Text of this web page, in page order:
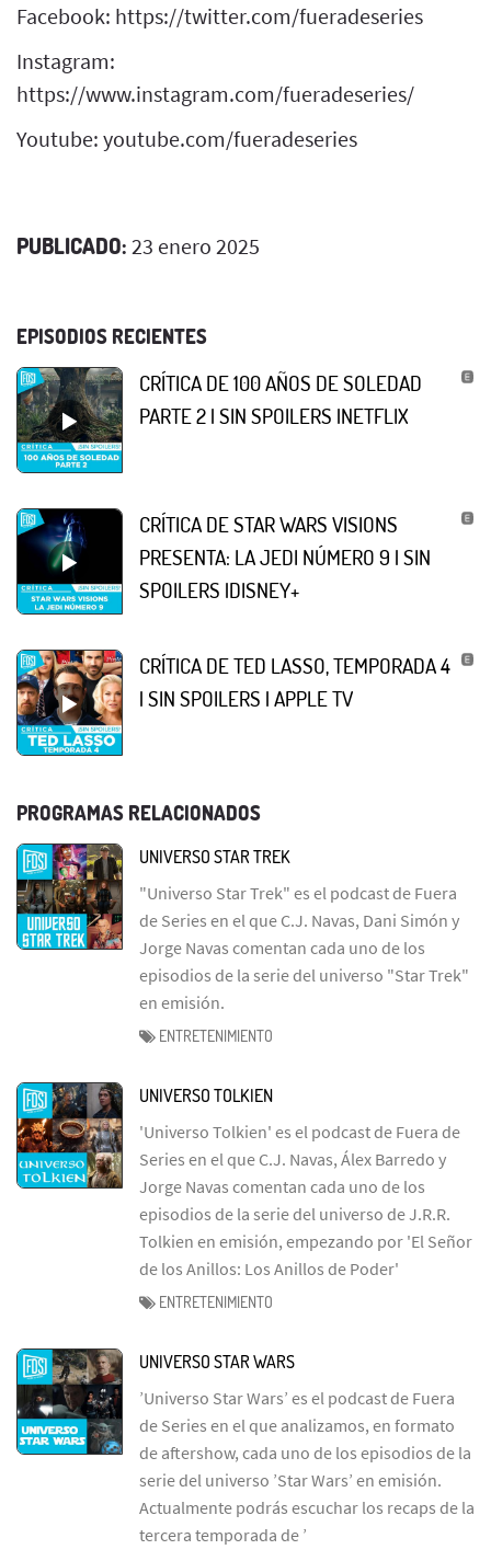
Facebook: https://twitter.com/fueradeseries
Instagram:
https://www.instagram.com/fueradeseries/
Youtube: youtube.com/fueradeseries
PUBLICADO: 23 enero 2025
EPISODIOS RECIENTES
CRÍTICA DE 100 AÑOS DE SOLEDAD
PARTE 2 | SIN SPOILERS |NETFLIX
CRÍTICA DE STAR WARS VISIONS
PRESENTA: LA JEDI NÚMERO 9 | SIN
SPOILERS |DISNEY+
CRÍTICA DE TED LASSO, TEMPORADA 4
| SIN SPOILERS | APPLE TV
PROGRAMAS RELACIONADOS
UNIVERSO STAR TREK
"Universo Star Trek" es el podcast de Fuera
de Series en el que C.J. Navas, Dani Simón y
Jorge Navas comentan cada uno de los
episodios de la serie del universo "Star Trek"
en emisión.
ENTRETENIMIENTO
UNIVERSO TOLKIEN
'Universo Tolkien' es el podcast de Fuera de
Series en el que C.J. Navas, Álex Barredo y
Jorge Navas comentan cada uno de los
episodios de la serie del universo de J.R.R.
Tolkien en emisión, empezando por 'El Señor
de los Anillos: Los Anillos de Poder'
ENTRETENIMIENTO
UNIVERSO STAR WARS
’Universo Star Wars’ es el podcast de Fuera
de Series en el que analizamos, en formato
de aftershow, cada uno de los episodios de la
serie del universo ’Star Wars’ en emisión.
Actualmente podrás escuchar los recaps de la
tercera temporada de ’